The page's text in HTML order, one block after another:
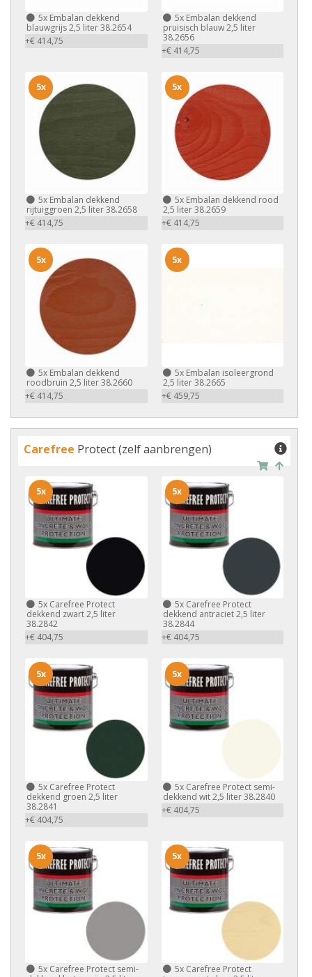
5x Embalan dekkend
blauwgrijs 2,5 liter 38.2654
+€ 414,75
5xEmbalan dekkend
pruisisch blauw 2,5 liter
38.2656
+€ 414,75
5x Embalan dekkend
rijtuiggroen 2,5 liter 38.2658
+€ 414,75
5x
5xEmbalan dekkend rood
2,5 liter 38.2659
+€ 414,75
5x
5x Embalan dekkend
roodbruin 2,5 liter 38.2660
+€ 414,75
5x
5xEmbalan isoleergrond
2,5 liter 38.2665
+€ 459,75
5x
Carefree Protect (zelf aanbrengen)
5x Carefree Protect
dekkend zwart 2,5 liter
38.2842
+€ 404,75
5x
5xCarefree Protect
dekkend antraciet 2,5 liter
38.2844
+€ 404,75
5x
5x Carefree Protect
dekkend groen 2,5 liter
38.2841
+€ 404,75
5x
5xCarefree Protect semi-
dekkend wit 2,5 liter 38.2840
+€ 404,75
5x
5x Carefree Protect semi-
5x
5xCarefree Protect
5x